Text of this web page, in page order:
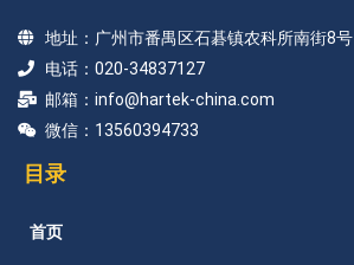
地址：广州市番禺区石碁镇农科所南街8号
电话：020-34837127
邮箱：info@hartek-china.com
微信：13560394733
目录
首页